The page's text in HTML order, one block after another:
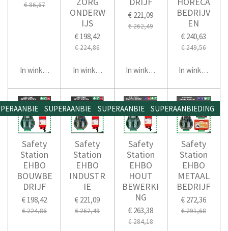
€ 86,67
In winkelwagen
ONDERW
IJS
€ 198,42
€ 224,86
In winkelwagen
€ 221,09
€ 262,49
In winkelwagen
BEDRIJV
EN
€ 240,63
€ 249,56
In winkelwagen
Safety
Station
EHBO
BOUWBE
DRIJF
€ 198,42
€ 224,86
SUPERAANBIEDING
Safety
Station
EHBO
INDUSTR
IE
€ 221,09
€ 262,49
SUPERAANBIEDING
Safety
Station
EHBO
HOUT
BEWERKI
NG
€ 263,38
€ 284,18
SUPERAANBIEDING
Safety
Station
EHBO
METAAL
BEDRIJF
€ 272,36
€ 291,68